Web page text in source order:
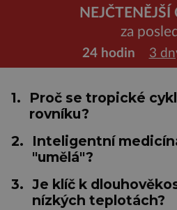
za
24 hodin 3
1.
Proč se tropické
rovníku?
2.
Inteligentní
"umělá"?
3. Je klíč k
nízkých teplotách?